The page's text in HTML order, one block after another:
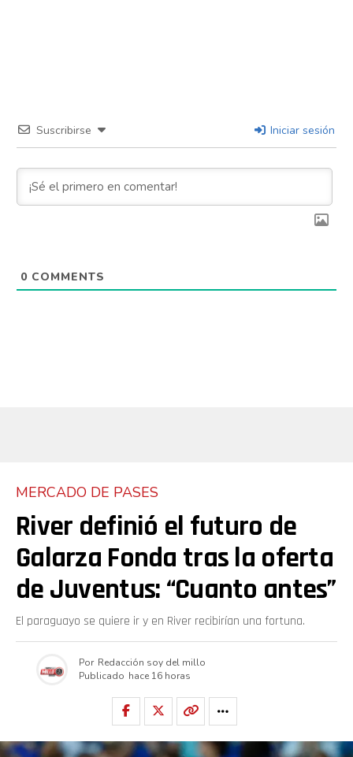
Suscribirse Iniciar sesión
0 COMMENTS
MERCADO DE PASES
River definió el futuro de
Galarza Fonda tras la oferta
de Juventus: “Cuanto antes”
El paraguayo se quiere ir y en River recibirían una fortuna.
Por Redacción soy del millo
Publicado hace 16 horas